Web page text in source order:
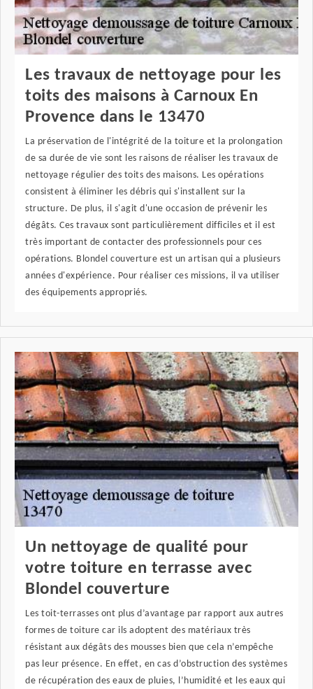
Les travaux de nettoyage pour les
toits des maisons à Carnoux En
Provence dans le 13470
La préservation de l'intégrité de la toiture et la prolongation
de sa durée de vie sont les raisons de réaliser les travaux de
nettoyage régulier des toits des maisons. Les opérations
consistent à éliminer les débris qui s'installent sur la
structure. De plus, il s'agit d'une occasion de prévenir les
dégâts. Ces travaux sont particulièrement difficiles et il est
très important de contacter des professionnels pour ces
opérations. Blondel couverture est un artisan qui a plusieurs
années d'expérience. Pour réaliser ces missions, il va utiliser
des équipements appropriés.
Un nettoyage de qualité pour
votre toiture en terrasse avec
Blondel couverture
Les toit-terrasses ont plus d’avantage par rapport aux autres
formes de toiture car ils adoptent des matériaux très
résistant aux dégâts des mousses bien que cela n’empêche
pas leur présence. En effet, en cas d’obstruction des systèmes
de récupération des eaux de pluies, l’humidité et les eaux qui